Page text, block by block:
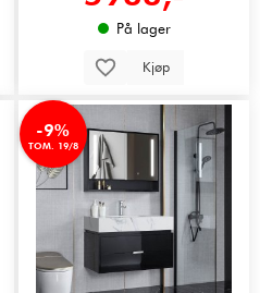
På lager
Kjøp
-9%
TOM. 19/8